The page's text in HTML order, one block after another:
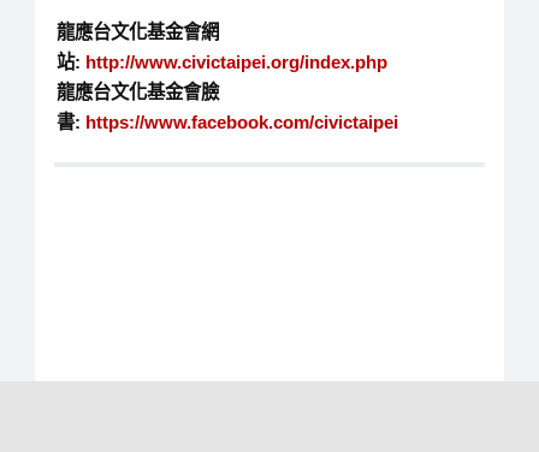
龍應台文化基金會網
站: http://www.civictaipei.org/index.php
龍應台文化基金會臉
書: https://www.facebook.com/civictaipei